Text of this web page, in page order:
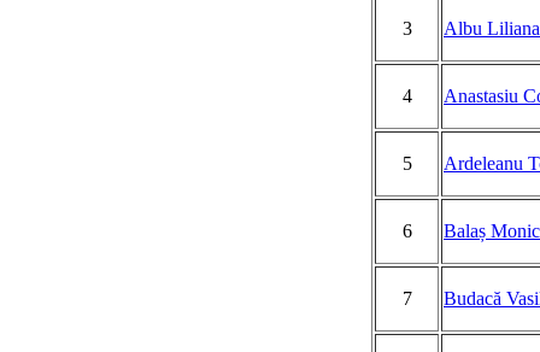
3 Albu Liliana
4 Anastasiu
5 Ardeleanu
6 Balaș
7 Budacă